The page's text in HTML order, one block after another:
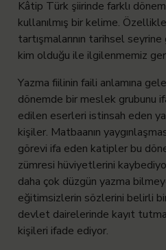
Kâtip Türk şiirinde farklı
kullanılmış bir kelime.
tartışmalarının tarihsel
kim olduğu ile ilgilenmemiz
Yazma fiilinin faili anlamına
dönemde bir meslek grubunu
edilen eserleri istinsah eden
kişiler. Matbaanın
görevi ifa eden katipler bu
zümresi hüviyetlerini
daha çok düzgün yazma
eğitimsizlerin sözlerini belirli
devlet dairelerinde kayıt
kişileri ifade ediyor.